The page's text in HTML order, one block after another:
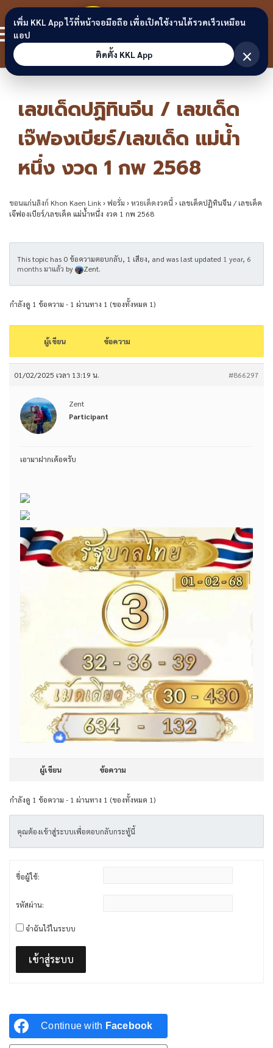
Skip to content
ขอนแก่น
ลิงก์
เลขเด็ดปฏิทินจีน / เลขเด็ด
เจ๊ฟองเบียร์/เลขเด็ด แม่น้ำ
หนึ่ง งวด 1 กพ 2568
ขอนแก่นลิงก์ Khon Kaen Link›ฟอรั่ม ›หวยเด็ดงวดนี้› เลขเด็ดปฏิทินจีน / เลขเด็ด
เจ๊ฟองเบียร์/เลขเด็ด แม่น้ำหนึ่ง งวด 1 กพ 2568
This topic has 0 ข้อความตอบกลับ, 1 เสียง, and was last updated 1 year, 6
months มาแล้ว by Zent.
กำลังดู 1 ข้อความ - 1 ผ่านทาง 1 (ของทั้งหมด 1)
ผู้เขียน ข้อความ
01/02/2025 เวลา 13:19 น. #866297
Zent
Participant
เอามาฝากเด้อครับ
ผู้เขียน ข้อความ
กำลังดู 1 ข้อความ - 1 ผ่านทาง 1 (ของทั้งหมด 1)
คุณต้องเข้าสู่ระบบเพื่อตอบกลับกระทู้นี้
ชื่อผู้ใช้:
รหัสผ่าน:
จำฉันไว้ในระบบ
เข้าสู่ระบบ
Continue with Facebook
เพิ่ม KKL App ไว้ที่หน้าจอมือถือ เพื่อเปิดใช้งานได้รวดเร็วเหมือน
แอป
ติดตั้ง KKL App
×